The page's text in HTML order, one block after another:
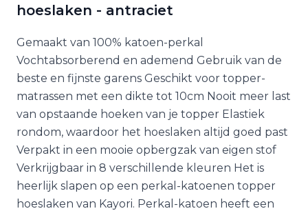
hoeslaken - antraciet
Gemaakt van 100% katoen-perkal
Vochtabsorberend en ademend Gebruik van de
beste en fijnste garens Geschikt voor topper-
matrassen met een dikte tot 10cm Nooit meer last
van opstaande hoeken van je topper Elastiek
rondom, waardoor het hoeslaken altijd goed past
Verpakt in een mooie opbergzak van eigen stof
Verkrijgbaar in 8 verschillende kleuren Het is
heerlijk slapen op een perkal-katoenen topper
hoeslaken van Kayori. Perkal-katoen heeft een